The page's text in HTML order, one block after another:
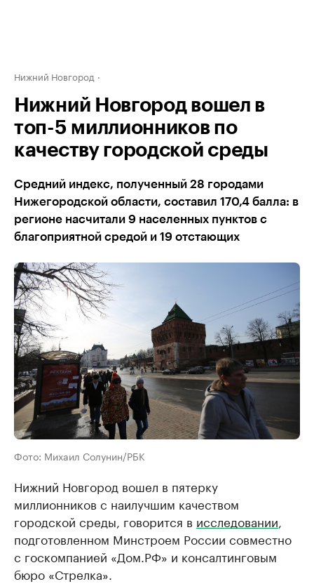
Нижний Новгород
Нижний Новгород вошел в
топ-5 миллионников по
качеству городской среды
Средний индекс, полученный 28 городами
Нижегородской области, составил 170,4 балла: в
регионе насчитали 9 населенных пунктов с
благоприятной средой и 19 отстающих
Фото: Михаил Солунин/РБК
Нижний Новгород вошел в пятерку
миллионников с наилучшим качеством
городской среды, говорится в исследовании,
подготовленном Минстроем России совместно
с госкомпанией «Дом.РФ» и консалтинговым
бюро «Стрелка».